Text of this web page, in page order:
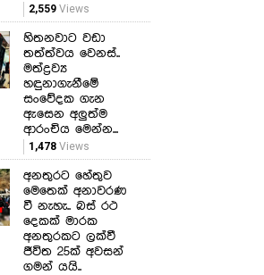
2,559Views
හිතනවාට වඩා
තත්ත්වය වෙනස්..
මත්ද්‍රව්‍ය
හඳුනාගැනීමේ
සංවේදක ගැන
ඇසෙන අලුත්ම
ආරංචිය මෙන්න...
1,478Views
අනතුරට හේතුව
මෙතෙක් අනාවරණ
වී නැහැ.. බස් රථ
දෙකක් මාරක
අනතුරකට ලක්වී
ජීවිත 25ක් අවසන්
ගමන් යයි..